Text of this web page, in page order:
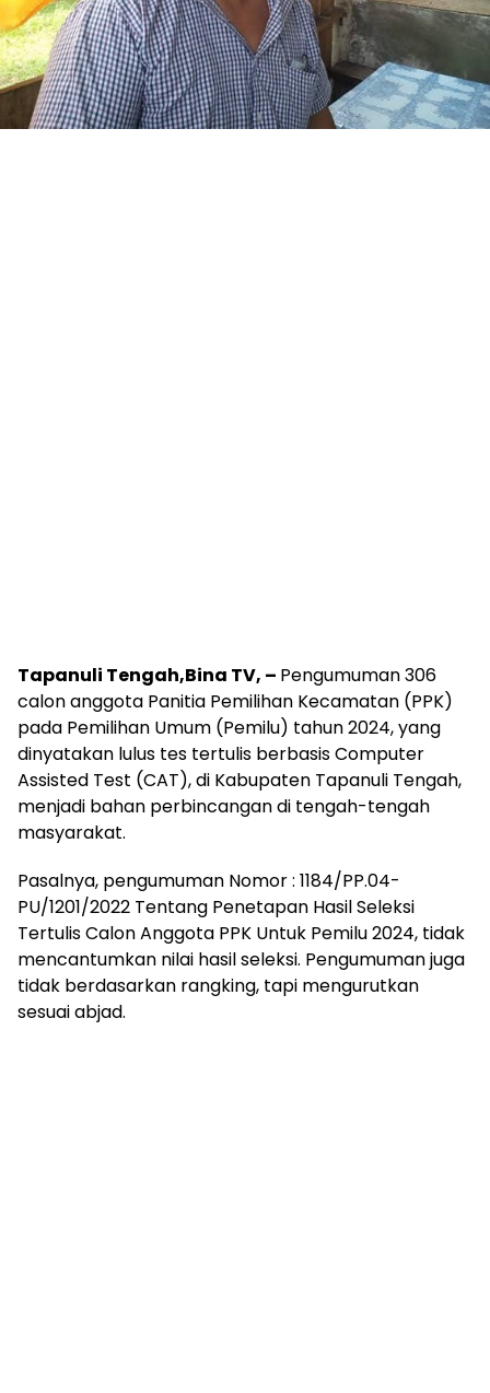
Tapanuli Tengah,Bina TV, – Pengumuman 306
calon anggota Panitia Pemilihan Kecamatan (PPK)
pada Pemilihan Umum (Pemilu) tahun 2024, yang
dinyatakan lulus tes tertulis berbasis Computer
Assisted Test (CAT), di Kabupaten Tapanuli Tengah,
menjadi bahan perbincangan di tengah-tengah
masyarakat.
Pasalnya, pengumuman Nomor : 1184/PP.04-
PU/1201/2022 Tentang Penetapan Hasil Seleksi
Tertulis Calon Anggota PPK Untuk Pemilu 2024, tidak
mencantumkan nilai hasil seleksi. Pengumuman juga
tidak berdasarkan rangking, tapi mengurutkan
sesuai abjad.